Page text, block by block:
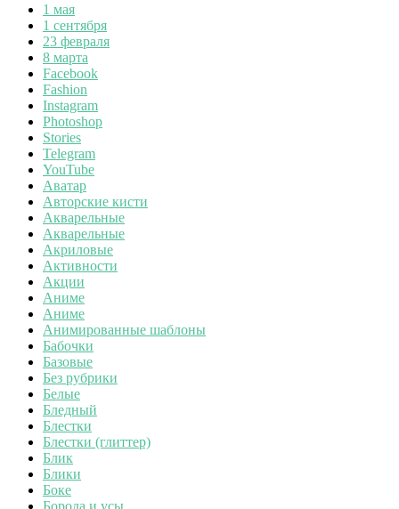
1 мая
1 сентября
23 февраля
8 марта
Facebook
Fashion
Instagram
Photoshop
Stories
Telegram
YouTube
Аватар
Авторские кисти
Акварельные
Акварельные
Акриловые
Активности
Акции
Аниме
Аниме
Анимированные шаблоны
Бабочки
Базовые
Без рубрики
Белые
Бледный
Блестки
Блестки (глиттер)
Блик
Блики
Боке
Борода и усы